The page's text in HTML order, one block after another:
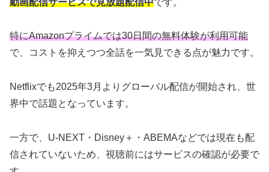
特にAmazonプライムでは30日間の無料体験が利用可能
で、コストを抑えつつ全話を一気見できる点が魅力です。
Netflixでも2025年3月よりグローバル配信が開始され、世
界中で話題となっています。
一方で、U-NEXT・Disney＋・ABEMAなどでは現在も配
信されていないため、視聴前にはサービスの確認が必要で